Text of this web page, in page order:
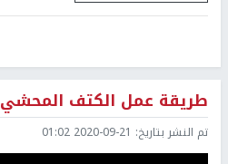
طريقة عمل الكتف المحشي
تم النشر بتاريخ: 2020-09-21 01:02